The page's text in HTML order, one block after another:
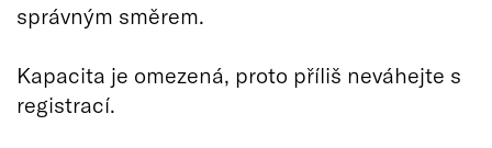
správným směrem.
Kapacita je omezená, proto příliš neváhejte s
registrací.